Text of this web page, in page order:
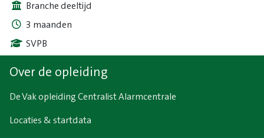
Branche deeltijd
3 maanden
SVPB
Over de opleiding
De Vak opleiding Centralist Alarmcentrale
Locaties & startdata